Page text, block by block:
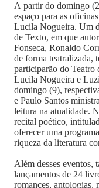
A partir do domingo
espaço para as
Lucila Nogueira. Um
de Texto, em que
Fonseca, Ronaldo
de forma teatralizada,
participarão do Teatro
Lucila Nogueira e
domingo (9),
e Paulo Santos
leitura na atualidade.
recital poético,
oferecer uma
riqueza da literatura
Além desses eventos,
lançamentos de 24
romances, antologias,